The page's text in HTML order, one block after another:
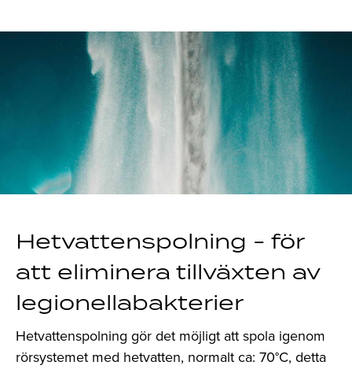
Hetvattenspolning - för
att eliminera tillväxten av
legionellabakterier
Hetvattenspolning gör det möjligt att spola igenom
rörsystemet med hetvatten, normalt ca: 70°C, detta